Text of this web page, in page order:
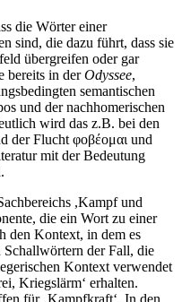
die Wörter einer
sind, die dazu führt, dass sie
übergreifen oder gar
bereits in derOdyssee,
semantischen
und der nachhomerischen
wird das z.B. bei den
der Flucht φοβέομαι und
mit der Bedeutung
,Kampf und
die ein Wort zu einer
den Kontext, in dem es
Schallwörtern der Fall, die
Kontext verwendet
Kriegslärm‘ erhalten.